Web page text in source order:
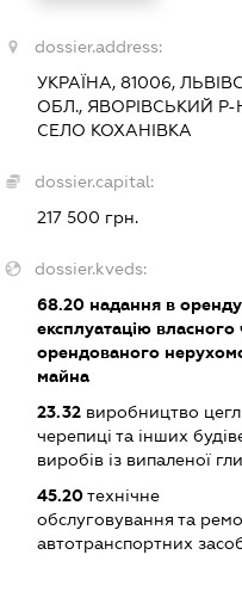
dossier.address:
УКРАЇНА, 81006,
ОБЛ., ЯВОРІВСЬКИЙ Р-
СЕЛО КОХАНІВКА
dossier.capital:
217 500 грн.
dossier.kveds:
68.20 надання в
експлуатацію власного
орендованого
майна
23.32 виробництво
черепиці та інших
виробів із випаленої
45.20технічне
обслуговування та
автотранспортних